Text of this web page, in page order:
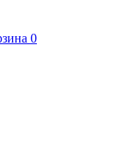
0